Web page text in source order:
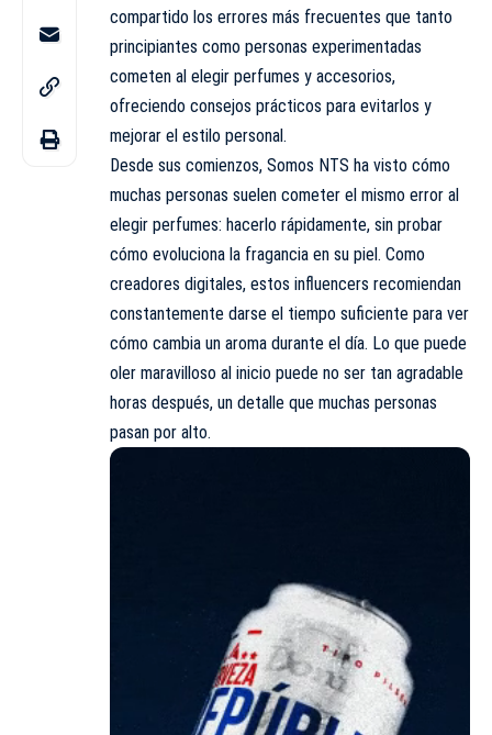
compartido los errores más frecuentes que tanto
principiantes como personas experimentadas
cometen al elegir perfumes y accesorios,
ofreciendo consejos prácticos para evitarlos y
mejorar el estilo personal.
Desde sus comienzos, Somos NTS ha visto cómo
muchas personas suelen cometer el mismo error al
elegir perfumes: hacerlo rápidamente, sin probar
cómo evoluciona la fragancia en su piel. Como
creadores digitales, estos influencers recomiendan
constantemente darse el tiempo suficiente para ver
cómo cambia un aroma durante el día. Lo que puede
oler maravilloso al inicio puede no ser tan agradable
horas después, un detalle que muchas personas
pasan por alto.